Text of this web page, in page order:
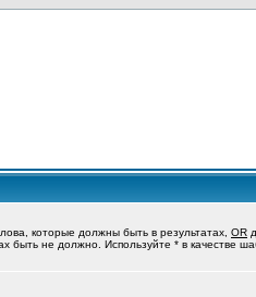
которые должны быть в результатах, OR
быть не должно. Используйте * в качестве